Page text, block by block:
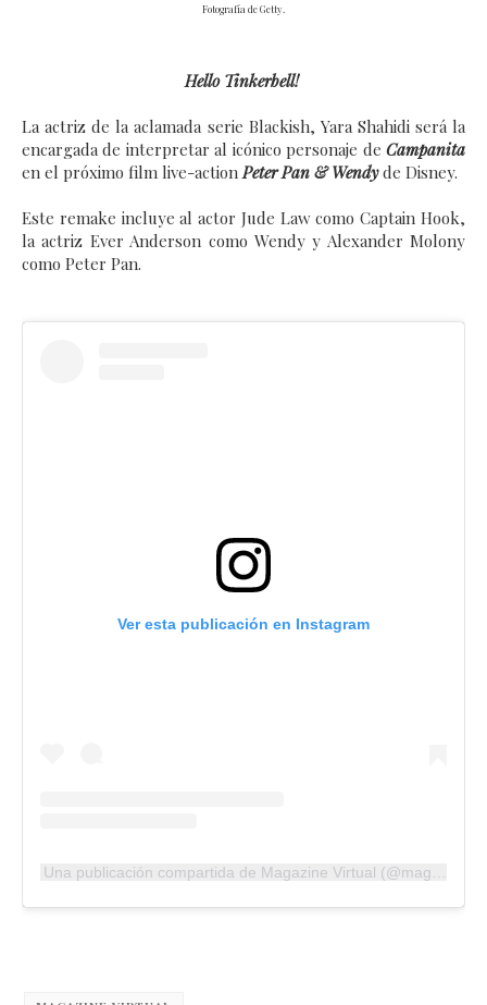
Fotografía de Getty.
Hello Tinkerbell!
La actriz de la aclamada serie Blackish, Yara Shahidi será la
encargada de interpretar al icónico personaje de Campanita
en el próximo film live-actionPeter Pan & Wendyde Disney.
Este remake incluye al actor Jude Law como Captain Hook,
la actriz Ever Anderson como Wendy y Alexander Molony
como Peter Pan.
Ver esta publicación en Instagram